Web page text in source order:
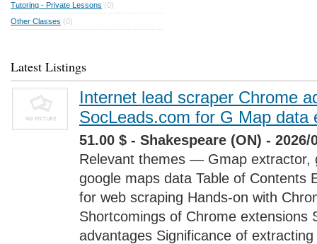
Tutoring - Private Lessons (0)
Other Classes (0)
Latest Listings
Internet lead scraper Chrome
SocLeads.com for G Map data
51.00 $ - Shakespeare (ON) - 2026/
Relevant themes — Gmap extractor,
google maps data Table of Contents
for web scraping Hands-on with
Shortcomings of Chrome extensions
advantages Significance of